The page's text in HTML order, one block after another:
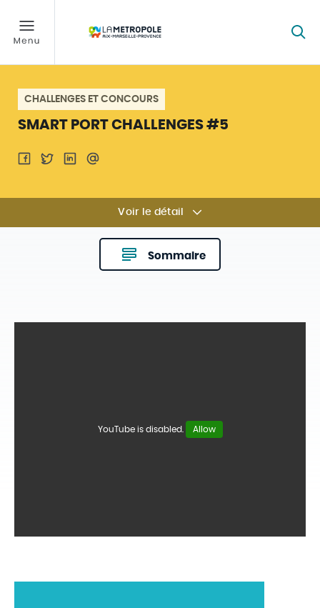
CHALLENGES ET CONCOURS
SMART PORT CHALLENGES #5
Voir le détail
Sommaire
YouTube is disabled. Allow